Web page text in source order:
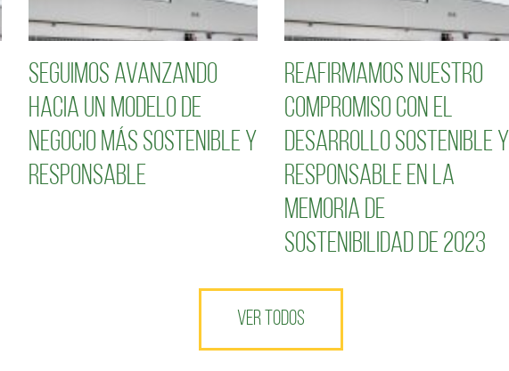
Seguimos avanzando
hacia un modelo de
negocio más sostenible y
responsable
Reafirmamos nuestro
compromiso con el
desarrollo sostenible y
responsable en la
Memoria de
Sostenibilidad de 2023
VER TODOS